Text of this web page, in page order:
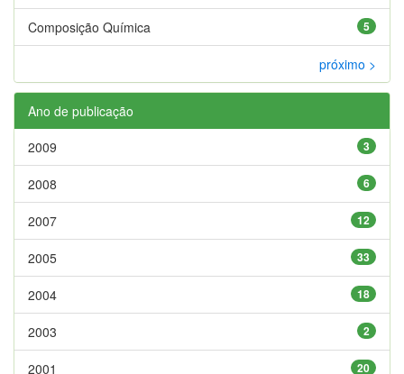
5
Composição Química
próximo >
Ano de publicação
3
2009
6
2008
12
2007
33
2005
18
2004
2
2003
20
2001